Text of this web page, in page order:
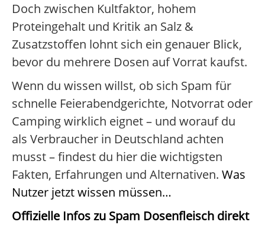
Doch zwischen Kultfaktor, hohem
Proteingehalt und Kritik an Salz &
Zusatzstoffen lohnt sich ein genauer Blick,
bevor du mehrere Dosen auf Vorrat kaufst.
Wenn du wissen willst, ob sich Spam für
schnelle Feierabendgerichte, Notvorrat oder
Camping wirklich eignet – und worauf du
als Verbraucher in Deutschland achten
musst – findest du hier die wichtigsten
Fakten, Erfahrungen und Alternativen. Was
Nutzer jetzt wissen müssen…
Offizielle Infos zu Spam Dosenfleisch direkt